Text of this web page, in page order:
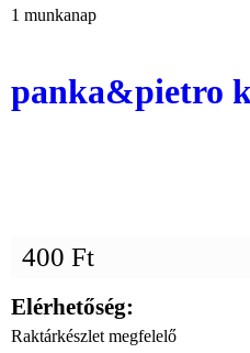
1 munkanap
panka&pietro
400 Ft
Elérhetőség:
Raktárkészlet megfelelő